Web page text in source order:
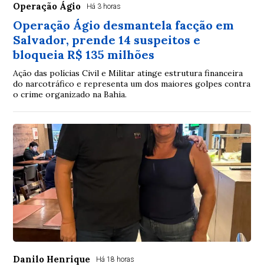
Operação Ágio Há 3 horas
Operação Ágio desmantela facção em
Salvador, prende 14 suspeitos e
bloqueia R$ 135 milhões
Ação das polícias Civil e Militar atinge estrutura financeira
do narcotráfico e representa um dos maiores golpes contra
o crime organizado na Bahia.
Danilo Henrique Há 18 horas